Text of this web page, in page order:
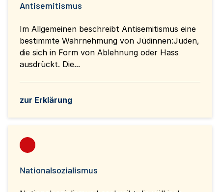
Antisemitismus
Im Allgemeinen beschreibt Antisemitismus eine
bestimmte Wahrnehmung von Jüdinnen:Juden,
die sich in Form von Ablehnung oder Hass
ausdrückt. Die...
zur Erklärung
Nationalsozialismus